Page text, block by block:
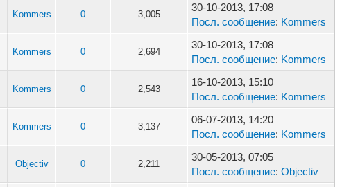
Kommers 0 3,005
30-10-2013, 17:08
Посл. сообщение: Kommers
Kommers 0 2,694
30-10-2013, 17:08
Посл. сообщение: Kommers
Kommers 0 2,543
16-10-2013, 15:10
Посл. сообщение: Kommers
Kommers 0 3,137
06-07-2013, 14:20
Посл. сообщение: Kommers
Objectiv 0 2,211
30-05-2013, 07:05
Посл. сообщение: Objectiv